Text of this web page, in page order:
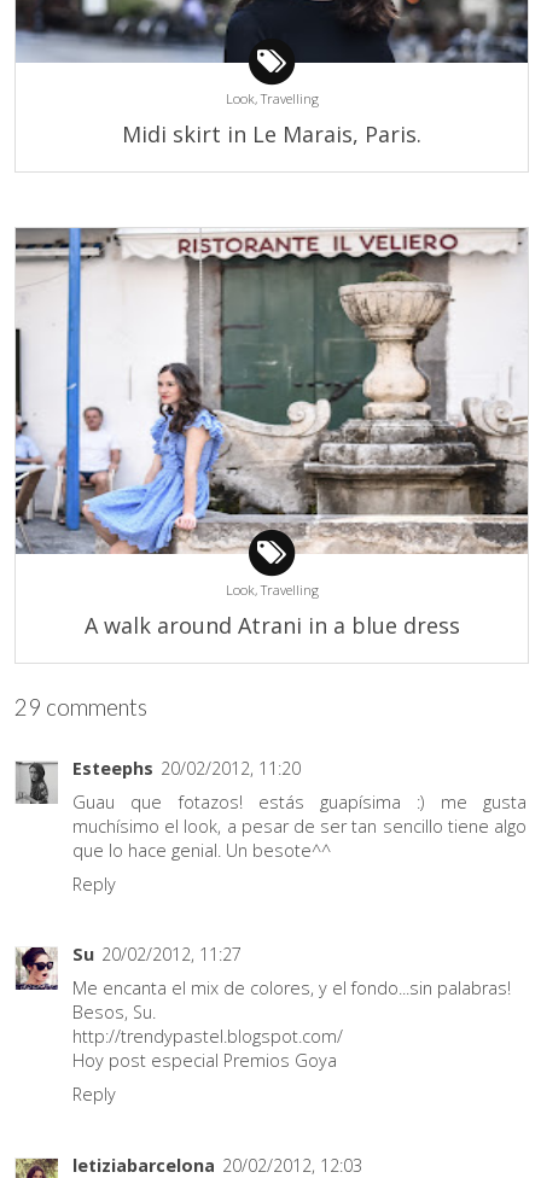
Look,Travelling
Midi skirt in Le Marais, Paris.
Look,Travelling
A walk around Atrani in a blue dress
29 comments
Esteephs 20/02/2012, 11:20
Guau que fotazos! estás guapísima :) me gusta
muchísimo el look, a pesar de ser tan sencillo tiene algo
que lo hace genial. Un besote^^
Reply
Su 20/02/2012, 11:27
Me encanta el mix de colores, y el fondo...sin palabras!
Besos, Su.
http://trendypastel.blogspot.com/
Hoy post especial Premios Goya
Reply
letiziabarcelona 20/02/2012, 12:03